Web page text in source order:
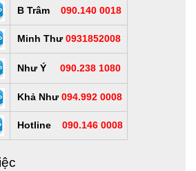
B Trâm 090.140 0018
Minh Thư 0931852008
Như Ý 090.238 1080
Khả Như 094.992 0008
Hotline 090.146 0008